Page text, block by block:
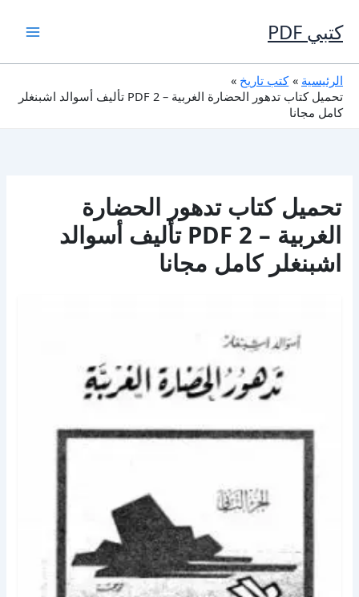
إلى
المحتوى
كتبي PDF
الرئيسية
كتب تاريخ
تحميل كتاب تدهور الحضارة الغربية – 2 PDF تأليف أسوالد اشبنغلر
كامل مجانا
تحميل كتاب تدهور الحضارة
الغربية – 2 PDF تأليف أسوالد
اشبنغلر كامل مجانا